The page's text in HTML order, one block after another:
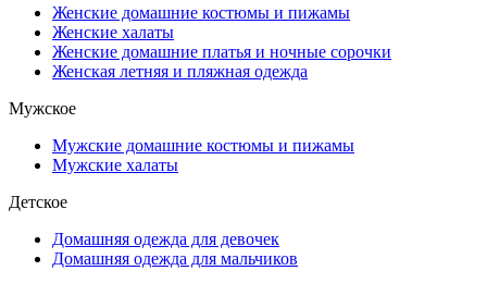
Женские домашние костюмы и пижамы
Женские халаты
Женские домашние платья и ночные сорочки
Женская летняя и пляжная одежда
Мужское
Мужские домашние костюмы и пижамы
Мужские халаты
Детское
Домашняя одежда для девочек
Домашняя одежда для мальчиков